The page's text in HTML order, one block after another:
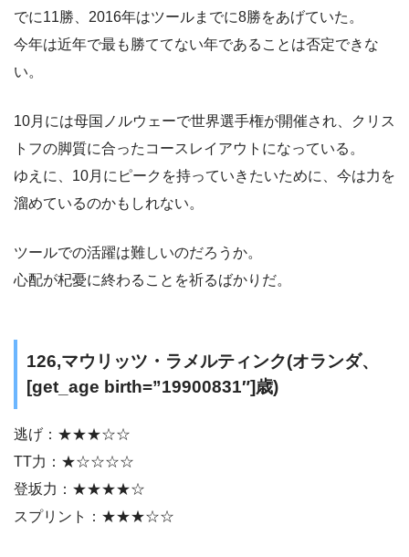
でに11勝、2016年はツールまでに8勝をあげていた。
今年は近年で最も勝ててない年であることは否定できな
い。
10月には母国ノルウェーで世界選手権が開催され、クリス
トフの脚質に合ったコースレイアウトになっている。
ゆえに、10月にピークを持っていきたいために、今は力を
溜めているのかもしれない。
ツールでの活躍は難しいのだろうか。
心配が杞憂に終わることを祈るばかりだ。
126,マウリッツ・ラメルティンク(オランダ、
[get_age birth=”19900831″]歳)
逃げ：★★★☆☆
TT力：★☆☆☆☆
登坂力：★★★★☆
スプリント：★★★☆☆